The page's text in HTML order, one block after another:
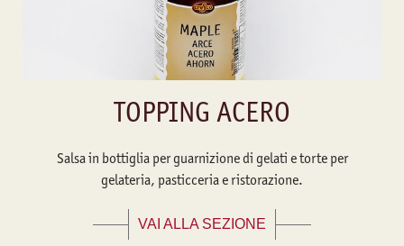
TOPPING ACERO
Salsa in bottiglia per guarnizione di gelati e torte per
gelateria, pasticceria e ristorazione.
VAI ALLA SEZIONE